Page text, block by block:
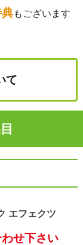
もございます
て
エフェクツ
せ下さい